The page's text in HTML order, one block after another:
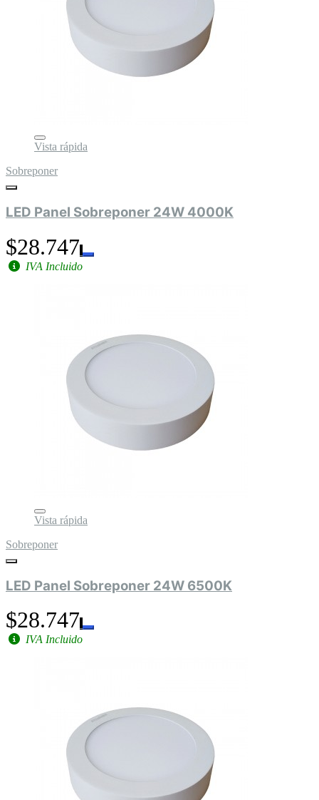
Vista rápida
Sobreponer
LED Panel Sobreponer 24W 4000K
$28.747
IVA Incluido
Vista rápida
Sobreponer
LED Panel Sobreponer 24W 6500K
$28.747
IVA Incluido